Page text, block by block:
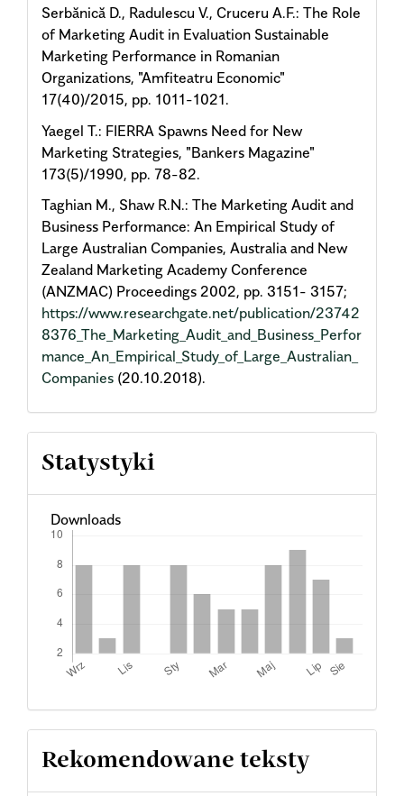
Serbănică D., Radulescu V., Cruceru A.F.: The Role
of Marketing Audit in Evaluation Sustainable
Marketing Performance in Romanian
Organizations, "Amfiteatru Economic"
17(40)/2015, pp. 1011-1021.
Yaegel T.: FIERRA Spawns Need for New
Marketing Strategies, "Bankers Magazine"
173(5)/1990, pp. 78-82.
Taghian M., Shaw R.N.: The Marketing Audit and
Business Performance: An Empirical Study of
Large Australian Companies, Australia and New
Zealand Marketing Academy Conference
(ANZMAC) Proceedings 2002, pp. 3151- 3157;
https://www.researchgate.net/publication/23742
8376_The_Marketing_Audit_and_Business_Perfor
mance_An_Empirical_Study_of_Large_Australian_
Companies (20.10.2018).
Statystyki
Downloads
Rekomendowane teksty